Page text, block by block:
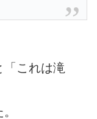
「これは滝